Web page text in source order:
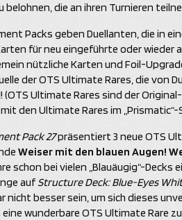
belohnen, die an ihren Turnieren
Packs geben Duellanten, die in
Karten für neu eingeführte oder
nützliche Karten und Foil-
der OTS Ultimate Rares, die von
(OTS Ultimate Rares sind der
mit den Ultimate Rares im
Pack 27präsentiert 3 neue OTS
Weiser mit den blauen Augen!
schon bei vielen „Blauäugig“-
aufStructure Deck: Blue-Eyes
nicht besser sein, um sich dieses
wunderbare OTS Ultimate Rare